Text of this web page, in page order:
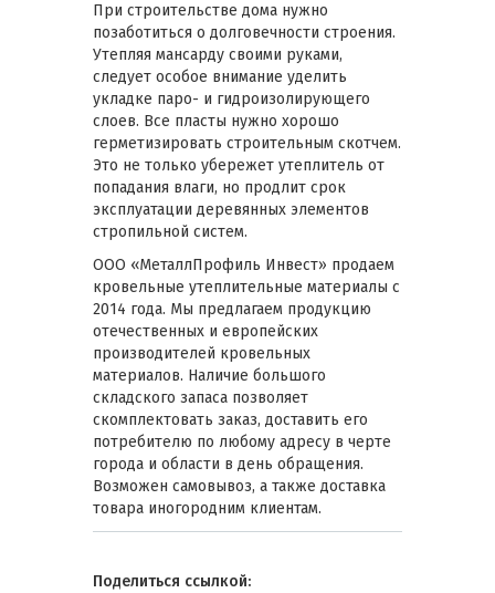
При строительстве дома нужно
позаботиться о долговечности строения.
Утепляя мансарду своими руками,
следует особое внимание уделить
укладке паро- и гидроизолирующего
слоев. Все пласты нужно хорошо
герметизировать строительным скотчем.
Это не только убережет утеплитель от
попадания влаги, но продлит срок
эксплуатации деревянных элементов
стропильной систем.
ООО «МеталлПрофиль Инвест» продаем
кровельные утеплительные материалы с
2014 года. Мы предлагаем продукцию
отечественных и европейских
производителей кровельных
материалов. Наличие большого
складского запаса позволяет
скомплектовать заказ, доставить его
потребителю по любому адресу в черте
города и области в день обращения.
Возможен самовывоз, а также доставка
товара иногородним клиентам.
Поделиться ссылкой: